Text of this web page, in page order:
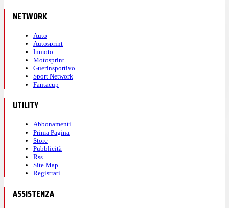
NETWORK
Auto
Autosprint
Inmoto
Motosprint
Guerinsportivo
Sport Network
Fantacup
UTILITY
Abbonamenti
Prima Pagina
Store
Pubblicità
Rss
Site Map
Registrati
ASSISTENZA